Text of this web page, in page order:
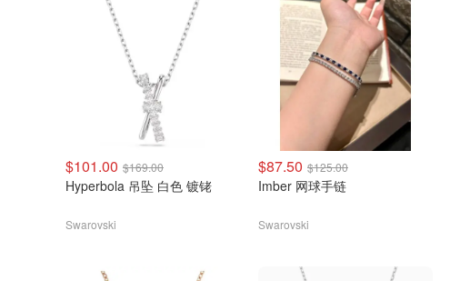
$101.00 $169.00
Hyperbola 吊坠 白色 镀铑
Swarovski
$87.50 $125.00
Imber 网球手链
Swarovski